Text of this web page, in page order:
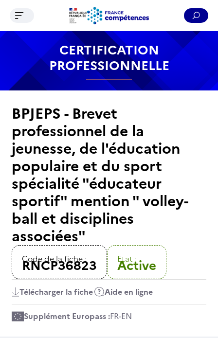
Contenu Recherche Menu Pied de page
Ouvrir le menu de navigation
CERTIFICATION
PROFESSIONNELLE
BPJEPS - Brevet
professionnel de la
jeunesse, de l'éducation
populaire et du sport
spécialité "éducateur
sportif" mention " volley-
ball et disciplines
associées"
Code de la fiche :
RNCP36823 Etat :
Active
Télécharger la fiche Aide en ligne
Supplément Europass :FR-EN